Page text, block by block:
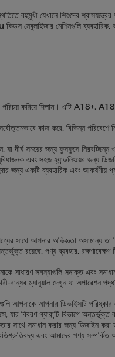
বহুমুখী যেখানে শিশুদের
নেবুলাইজার মেশিনগুলি ব্যবহারিক,
পরিচয় করিয়ে দিলাম। এটি
কাজ করে, বিভিন্ন পরিবেশে
যা দীর্ঘ সময়ের জন্য ফুসফুসে
এবং সহজ হ্যান্ডলিংয়ের জন্য
জন্য একটি ব্যবহারিক এবং
সাথে আপনার অভিজ্ঞতা অসামান্য তা
রয়েছে, পণ্য ব্যবহার, রক্ষণাবেক্ষণ
সাধারণ সমস্যাগুলি সনাক্ত এবং
বান্ধব ম্যানুয়াল দেখুন যা অপারেশন
আপনাকে আপনার ডিভাইসটি
যার বিবরণ গ্যারান্টি বিভাগে
সাথে সমাধান করার জন্য ডিজাইন করা
এবং আমাদের পণ্য